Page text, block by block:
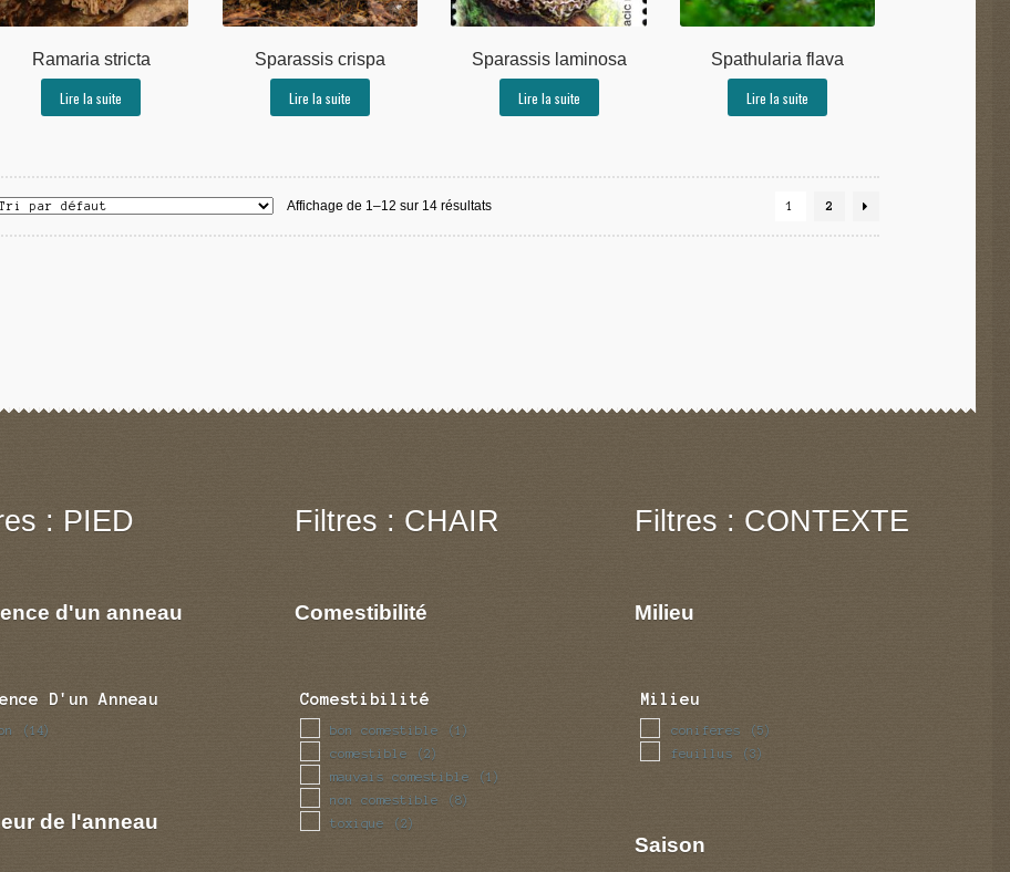
Ramaria stricta
Lire la suite
Sparassis crispa
Lire la suite
Sparassis laminosa
Lire la suite
Spathularia flava
Lire la suite
Affichage de 1–12 sur 14 résultats 1 2
: PIED
d'un anneau
D'un Anneau
(14)
de l'anneau
Filtres : CHAIR
Comestibilité
Comestibilité
bon comestible (1)
comestible (2)
mauvais comestible (1)
non comestible (8)
toxique (2)
Filtres : CONTEXTE
Milieu
Milieu
coniferes (5)
feuillus (3)
Saison